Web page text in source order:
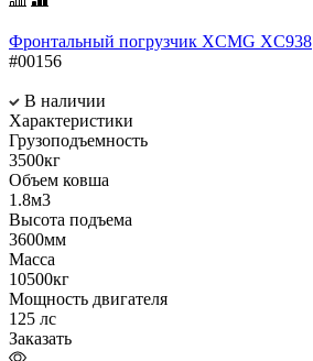
Фронтальный погрузчик XCMG XC938
#00156
В наличии
Характеристики
Грузоподъемность
3500кг
Объем ковша
1.8м3
Высота подъема
3600мм
Масса
10500кг
Мощность двигателя
125 лс
Заказать